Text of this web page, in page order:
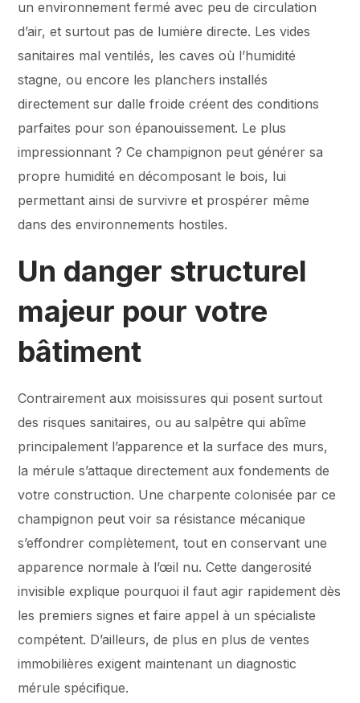
un environnement fermé avec peu de circulation
d’air, et surtout pas de lumière directe. Les vides
sanitaires mal ventilés, les caves où l’humidité
stagne, ou encore les planchers installés
directement sur dalle froide créent des conditions
parfaites pour son épanouissement. Le plus
impressionnant ? Ce champignon peut générer sa
propre humidité en décomposant le bois, lui
permettant ainsi de survivre et prospérer même
dans des environnements hostiles.
Un danger structurel
majeur pour votre
bâtiment
Contrairement aux moisissures qui posent surtout
des risques sanitaires, ou au salpêtre qui abîme
principalement l’apparence et la surface des murs,
la mérule s’attaque directement aux fondements de
votre construction. Une charpente colonisée par ce
champignon peut voir sa résistance mécanique
s’effondrer complètement, tout en conservant une
apparence normale à l’œil nu. Cette dangerosité
invisible explique pourquoi il faut agir rapidement dès
les premiers signes et faire appel à un spécialiste
compétent. D’ailleurs, de plus en plus de ventes
immobilières exigent maintenant un diagnostic
mérule spécifique.